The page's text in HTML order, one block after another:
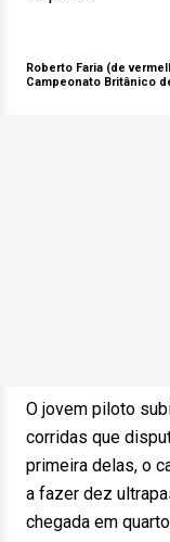
Roberto Faria (de
Campeonato Britânico
O jovem piloto
corridas que
primeira delas, o
a fazer dez
chegada em